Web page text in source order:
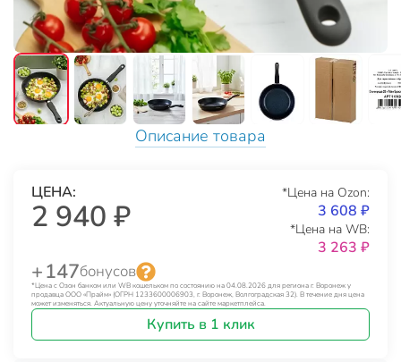
Описание товара
ЦЕНА:
2 940 ₽
*Цена на Ozon:
3 608 ₽
*Цена на WB:
3 263 ₽
+ 147бонусов
*Цена с Озон банком или WB кошельком по состоянию на 04.08.2026 для региона г. Воронеж у
продавца ООО «Прайм» (ОГРН 1233600006903, г. Воронеж, Волгоградская 32). В течение дня цена
может изменяться. Актуальную цену уточняйте на сайте маркетплейса.
Купить в 1 клик